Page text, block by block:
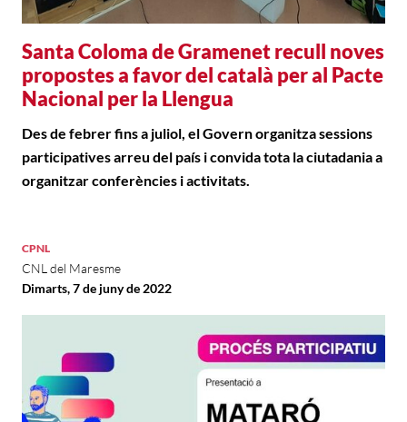
Santa Coloma de Gramenet recull noves
propostes a favor del català per al Pacte
Nacional per la Llengua
Des de febrer fins a juliol, el Govern organitza sessions
participatives arreu del país i convida tota la ciutadania a
organitzar conferències i activitats.
CPNL
CNL del Maresme
Dimarts, 7 de juny de 2022